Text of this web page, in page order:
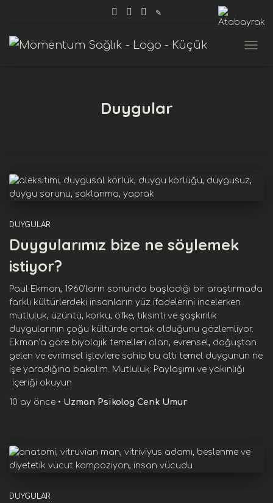
✎
Duygular
DUYGULAR
Duygularımız bize ne söylemek
istiyor?
Paul Ekman, 1960’ların sonunda başladığı bir araştırmada
farklı kültürlerdeki insanların yüz ifadelerini incelerken
mutluluk, üzüntü, korku, öfke, tiksinti ve şaşkınlık
duygularının çoğu kültürde ortak olduğunu gözlemliyor.
Ekman’a göre biyolojik temelleri olan, evrensel, doğuştan
gelen ve evrimsel işlevlere sahip bu altı temel duygunun ne
işe yaradığına bakalım. Mutluluk: Paylaşımı ve yakınlığı
içeriği okuyun
10 ay önce • Uzman Psikolog Cenk Umur
DUYGULAR